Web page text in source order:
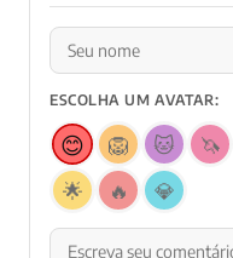
ESCOLHA UM AVATAR:
😊 🦁 🐱 🦄
🌟
🔥 💎